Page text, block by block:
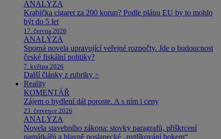
ANALÝZA
Krabička cigaret za 200 korun? Podle plánu EU by to mohlo
být do 5 let
17. června 2026
ANALÝZA
Sporná novela upravující veřejné rozpočty. Jde o budoucnost
české fiskální politiky?
7. května 2026
Další články z rubriky >
Reality
KOMENTÁŘ
Zájem o bydlení dál poroste. A s ním i ceny
23. července 2026
ANALÝZA
Novela stavebního zákona: stovky paragrafů, přiškrcení
památkářů a hlavně poslanecké „pytlíkování bokem“